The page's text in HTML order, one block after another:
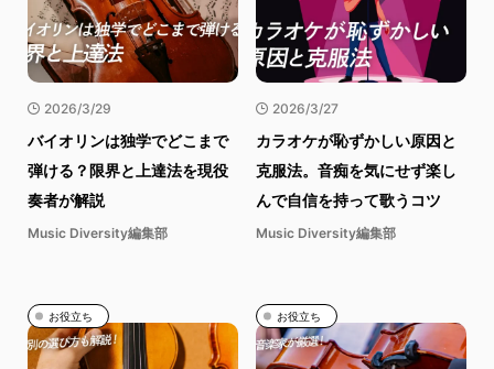
2026/3/29
バイオリンは独学でどこまで
弾ける？限界と上達法を現役
奏者が解説
Music Diversity編集部
2026/3/27
カラオケが恥ずかしい原因と
克服法。音痴を気にせず楽し
んで自信を持って歌うコツ
Music Diversity編集部
お役立ち お役立ち